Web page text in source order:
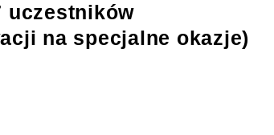
uczestników
na specjalne okazje)